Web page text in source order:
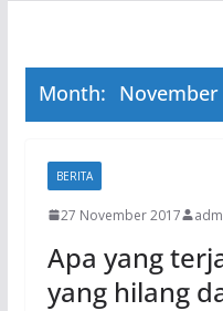
Month: November
BERITA
27 November 2017
Apa yang
yang hilang